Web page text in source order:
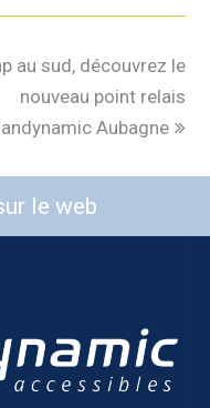
au sud, découvrez le
nouveau point relais
Aubagne
le web